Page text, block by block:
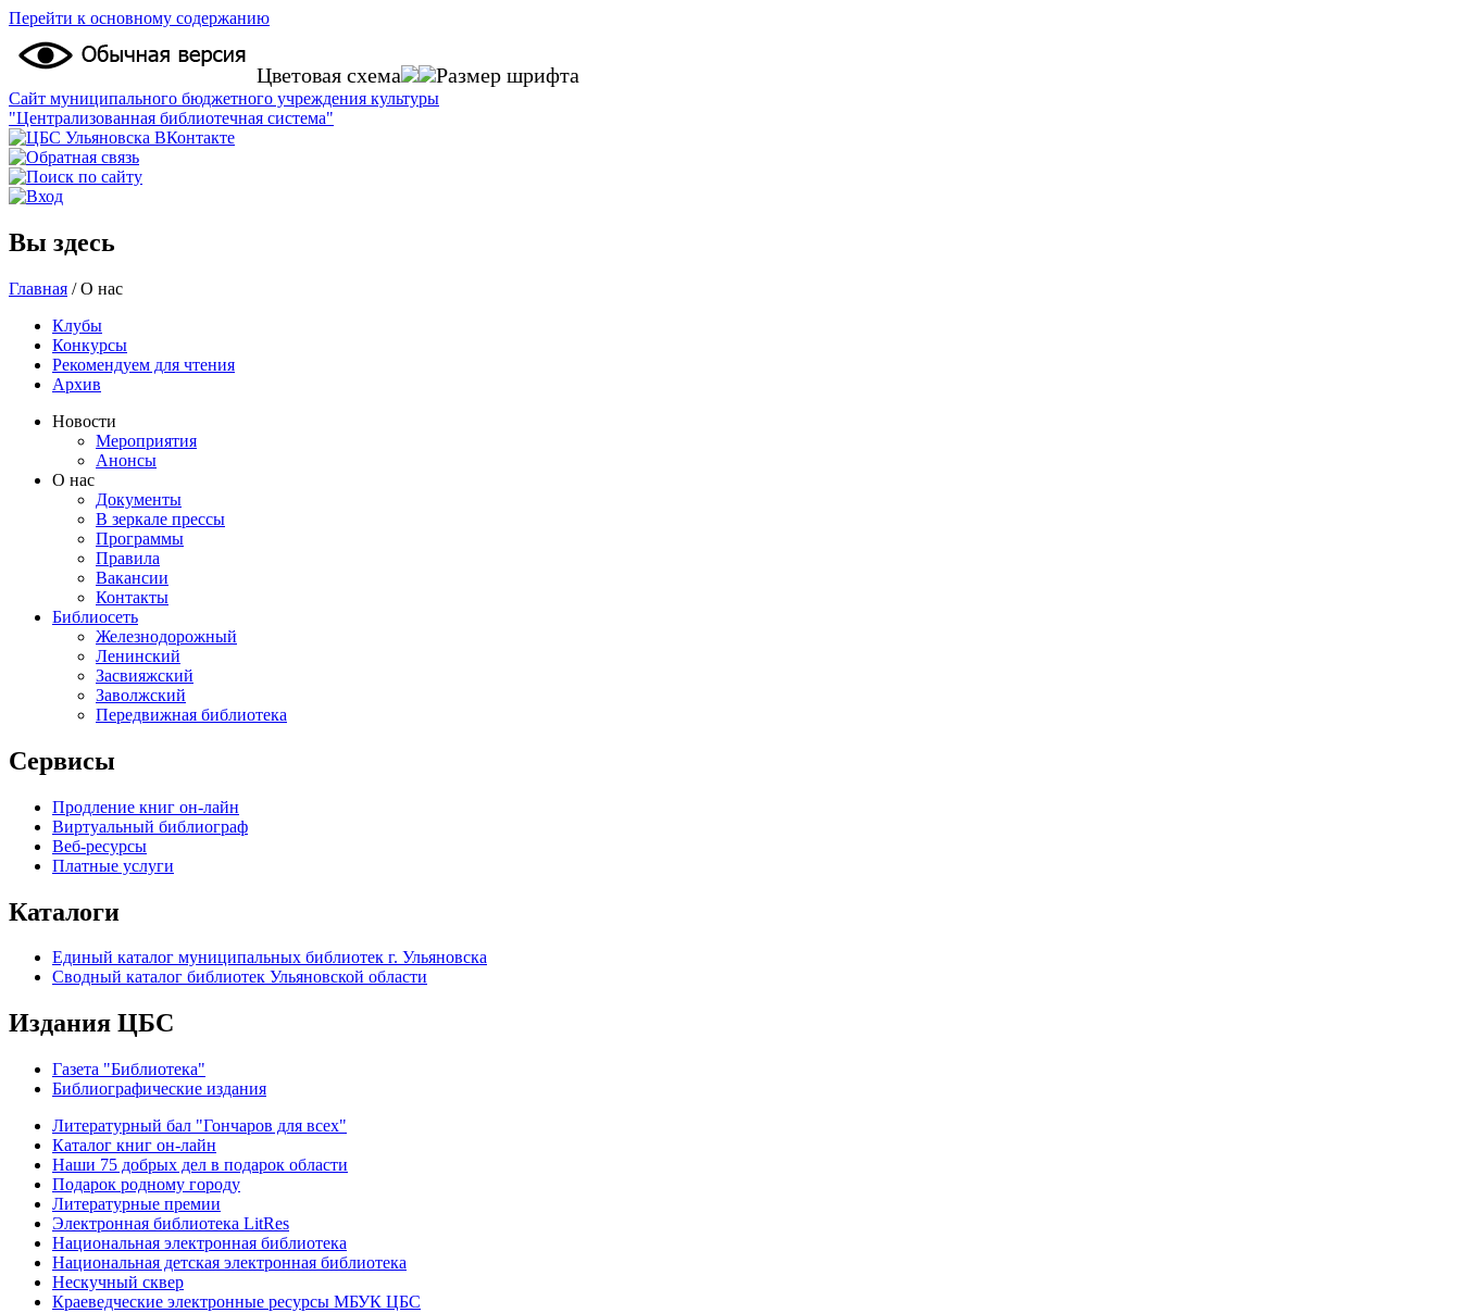
Перейти к основному содержанию
Цветовая схема Размер шрифта
Сайт муниципального бюджетного учреждения культуры
"Централизованная библиотечная система"
Вы здесь
Главная / О нас
Клубы
Конкурсы
Рекомендуем для чтения
Архив
Новости
Мероприятия
Анонсы
О нас
Документы
В зеркале прессы
Программы
Правила
Вакансии
Контакты
Библиосеть
Железнодорожный
Ленинский
Засвияжский
Заволжский
Передвижная библиотека
Сервисы
Продление книг он-лайн
Виртуальный библиограф
Веб-ресурсы
Платные услуги
Каталоги
Единый каталог муниципальных библиотек г. Ульяновска
Сводный каталог библиотек Ульяновской области
Издания ЦБС
Газета "Библиотека"
Библиографические издания
Литературный бал "Гончаров для всех"
Каталог книг он-лайн
Наши 75 добрых дел в подарок области
Подарок родному городу
Литературные премии
Электронная библиотека LitRes
Национальная электронная библиотека
Национальная детская электронная библиотека
Нескучный сквер
Краеведческие электронные ресурсы МБУК ЦБС